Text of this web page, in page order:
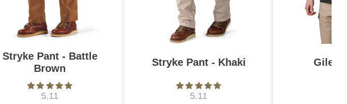
Stryke Pant - Battle
Brown
5.11
Stryke Pant - Khaki
5.11
Gilet